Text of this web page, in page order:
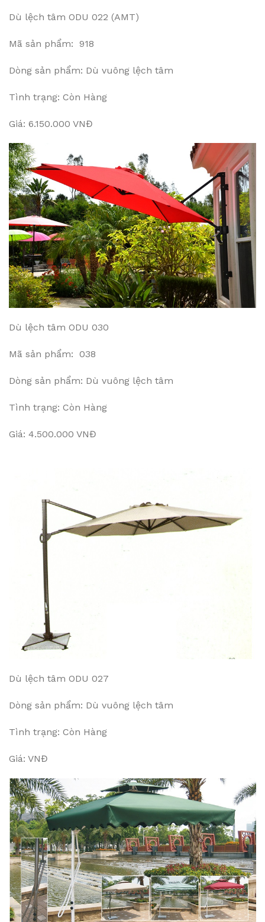
Dù lệch tâm ODU 022 (AMT)
Mã sản phẩm: 918
Dòng sản phẩm: Dù vuông lệch tâm
Tình trạng: Còn Hàng
Giá: 6.150.000 VNĐ
Dù lệch tâm ODU 030
Mã sản phẩm: 038
Dòng sản phẩm: Dù vuông lệch tâm
Tình trạng: Còn Hàng
Giá: 4.500.000 VNĐ
Dù lệch tâm ODU 027
Dòng sản phẩm: Dù vuông lệch tâm
Tình trạng: Còn Hàng
Giá: VNĐ